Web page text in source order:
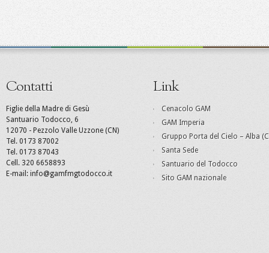
Contatti
Figlie della Madre di Gesù
Santuario Todocco, 6
12070 - Pezzolo Valle Uzzone (CN)
Tel. 0173 87002
Tel. 0173 87043
Cell. 320 6658893
E-mail: info@gamfmgtodocco.it
Link
Cenacolo GAM
GAM Imperia
Gruppo Porta del Cielo – Alba
Santa Sede
Santuario del Todocco
Sito GAM nazionale